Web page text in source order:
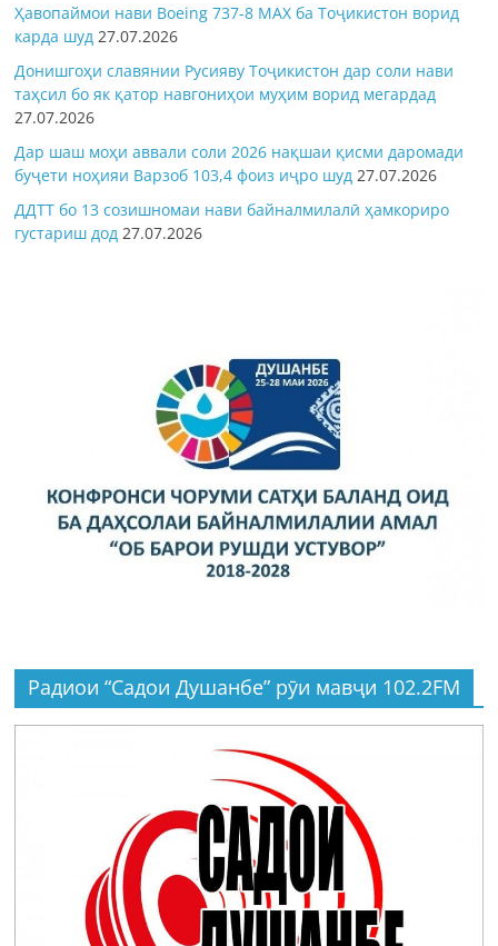
Ҳавопаймои нави Boeing 737-8 MAX ба Тоҷикистон ворид
карда шуд 27.07.2026
Донишгоҳи славянии Русияву Тоҷикистон дар соли нави
таҳсил бо як қатор навгониҳои муҳим ворид мегардад
27.07.2026
Дар шаш моҳи аввали соли 2026 нақшаи қисми даромади
буҷети ноҳияи Варзоб 103,4 фоиз иҷро шуд 27.07.2026
ДДТТ бо 13 созишномаи нави байналмилалӣ ҳамкориро
густариш дод 27.07.2026
Радиои “Садои Душанбе” рӯи мавҷи 102.2FM